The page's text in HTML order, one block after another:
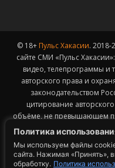
Политика
Мы используем файлы
сайта. Нажимая «Принять»,
обработку. Политика
© 18+ Пульс Хакасии.
сайте СМИ «Пульс
видео, телепрограммы и
авторского права и
законодательством
цитирование
объёме, не превышающем
публикации с
страницу
размещаться в тексте
для индексации